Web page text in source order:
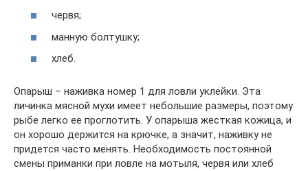
червя;
манную болтушку;
хлеб.
Опарыш – наживка номер 1 для ловли уклейки. Эта
личинка мясной мухи имеет небольшие размеры, поэтому
рыбе легко ее проглотить. У опарыша жесткая кожица, и
он хорошо держится на крючке, а значит, наживку не
придется часто менять. Необходимость постоянной
смены приманки при ловле на мотыля, червя или хлеб